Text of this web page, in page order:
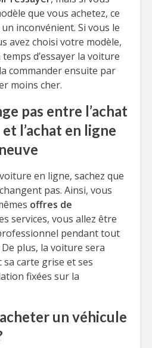
que vous achetez, ce
inconvénient. Si vous le
avez choisi votre modèle,
d’essayer la voiture
commander ensuite par
moins cher.
pas entre l’achat
l’achat en ligne
en ligne, sachez que
pas. Ainsi, vous
offres de
services, vous allez être
pendant tout
plus, la voiture sera
sa carte grise et ses
fixées sur la
un véhicule